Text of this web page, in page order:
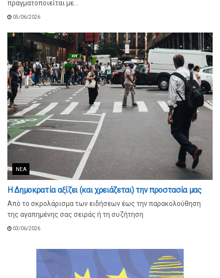
πραγματοποιείται με...
05/06/2026
ΝΈΑ
Η Δημοκρατία αξίζει (και χρειάζεται) την προστασία μας
Από το σκρολάρισμα των ειδήσεων έως την παρακολούθηση
της αγαπημένης σας σειράς ή τη συζήτηση
03/06/2026